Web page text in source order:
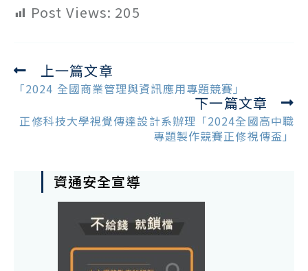
Post Views: 205
Read
more
上一篇文章
「2024 全國商業管理與資訊應用專題競賽」
下一篇文章
正修科技大學視覺傳達設計系辦理「2024全國高中職
專題製作競賽正修視傳盃」
資通安全宣導